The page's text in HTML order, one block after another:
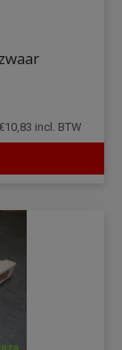
DETAILS
€10,83 incl. BTW